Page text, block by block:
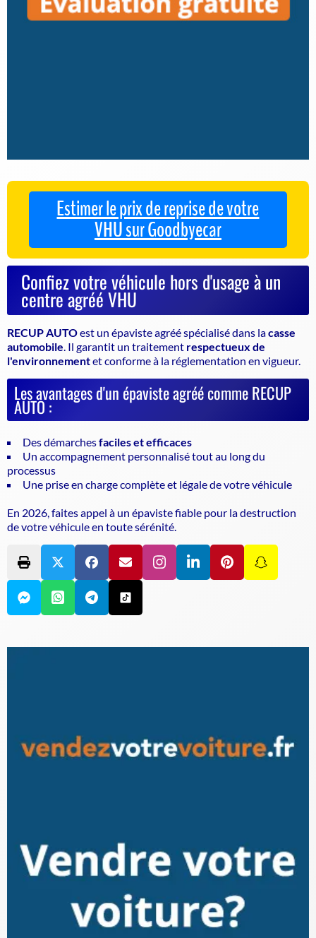
Estimer le prix de reprise de votre
VHU sur Goodbyecar
Confiez votre véhicule hors d'usage à un
centre agréé VHU
RECUP AUTOest un épaviste agrééspécialisé dans lacasse
automobile . Il garantit un traitement respectueux de
l'environnementet conforme à la réglementation en vigueur.
Les avantages d'un épaviste agréé comme RECUP
AUTO :
Des démarchesfaciles et efficaces
Un accompagnement personnalisé tout au long du
processus
Une prise en charge complète et légale de votre véhicule
En 2026, faites appel à un épavistefiable pour la destruction
de votre véhicule en toute sérénité.